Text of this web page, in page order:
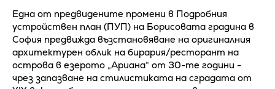
Една от предвидените промени в Подробния
устройствен план (ПУП) на Борисовата градина в
София предвижда възстановяване на оригиналния
архитектурен облик на бирария/ресторант на
острова в езерото „Ариана“ от 30-те години -
чрез запазване на стилистиката на сградата от